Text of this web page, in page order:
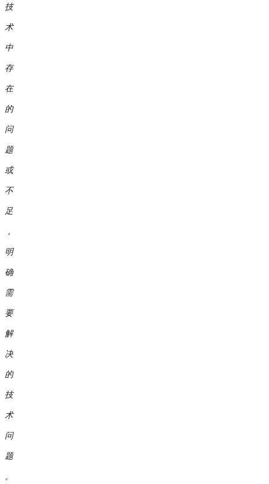
技
术
中
存
在
的
问
题
或
不
足
，
明
确
需
要
解
决
的
技
术
问
题
。